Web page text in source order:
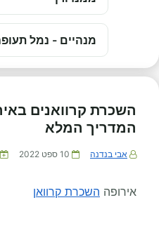
מנהיים - נמל
השכרת קרוואנים
המדריך המלא
אבי בנדנה 10 ספט 2022
אירופה השכרת קרוואן